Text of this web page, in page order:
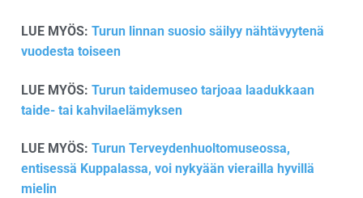
LUE MYÖS: Turun linnan suosio säilyy nähtävyytenä
vuodesta toiseen
LUE MYÖS: Turun taidemuseo tarjoaa laadukkaan
taide- tai kahvilaelämyksen
LUE MYÖS: Turun Terveydenhuoltomuseossa,
entisessä Kuppalassa, voi nykyään vierailla hyvillä
mielin